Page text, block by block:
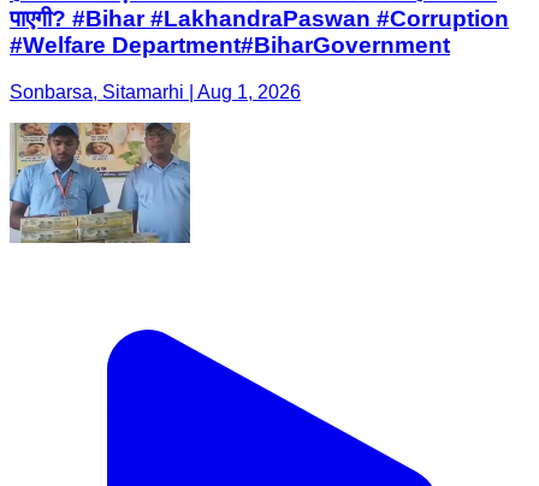
पाएगी? #Bihar #LakhandraPaswan #Corruption
#Welfare Department#BiharGovernment
Sonbarsa, Sitamarhi | Aug 1, 2026